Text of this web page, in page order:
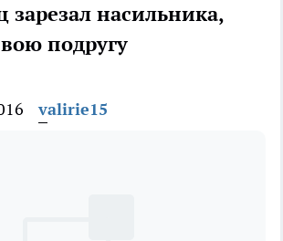
зарезал насильника,
подругу
valirie15